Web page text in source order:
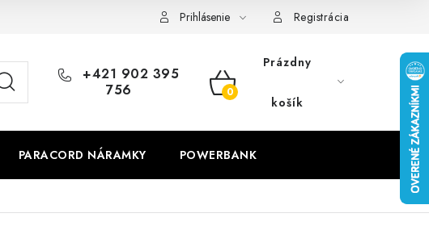
Prihlásenie Registrácia
+421 902 395
756
NÁKUPNÝ
Prázdny
košík
PARACORD NÁRAMKY POWERBANK